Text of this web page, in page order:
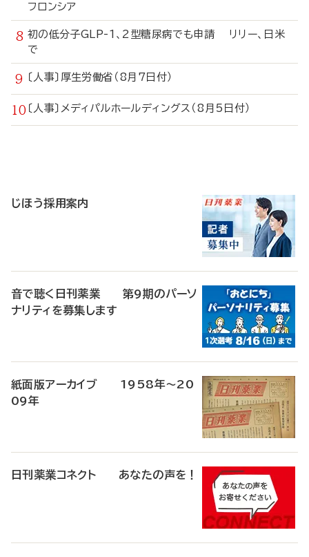
フロンシア
初の低分子GLP-1、2型糖尿病でも申請 リリー、日米
で
〔人事〕厚生労働省（8月7日付）
〔人事〕メディパルホールディングス（8月5日付）
じほう採用案内
音で聴く日刊薬業 第9期のパーソ
ナリティを募集します
紙面版アーカイブ 1958年～20
09年
日刊薬業コネクト あなたの声を！